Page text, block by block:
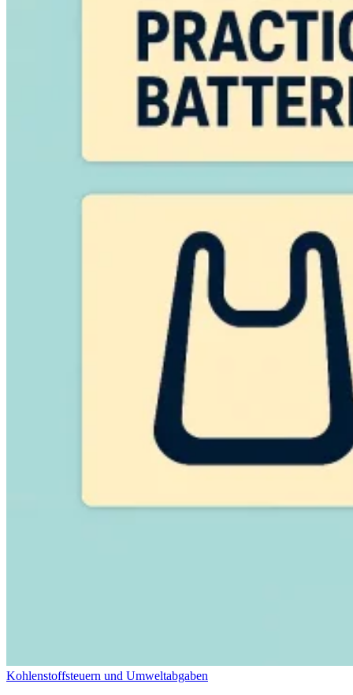
Kohlenstoffsteuern und Umweltabgaben